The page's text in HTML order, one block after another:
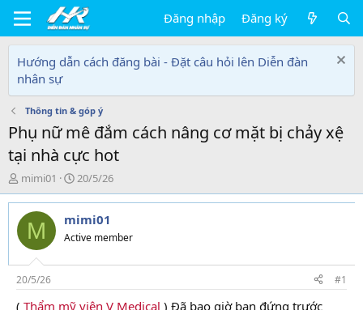
Đăng nhập Đăng ký
Hướng dẫn cách đăng bài - Đặt câu hỏi lên Diễn đàn
nhân sự
Thông tin & góp ý
Phụ nữ mê đắm cách nâng cơ mặt bị chảy xệ
tại nhà cực hot
T
h
r
e
d
s
t
a
mimi01
N
g
à
y
g
i
20/5/26
M mimi01
Active member
20/5/26 #1
( Thẩm mỹ viện V Medical ) Đã bao giờ bạn đứng trước